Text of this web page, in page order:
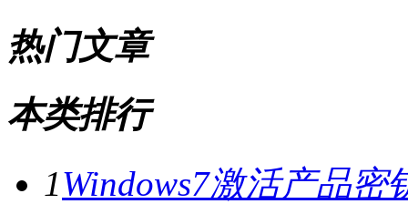
热门文章
本类排行
1Windows7激活产品密